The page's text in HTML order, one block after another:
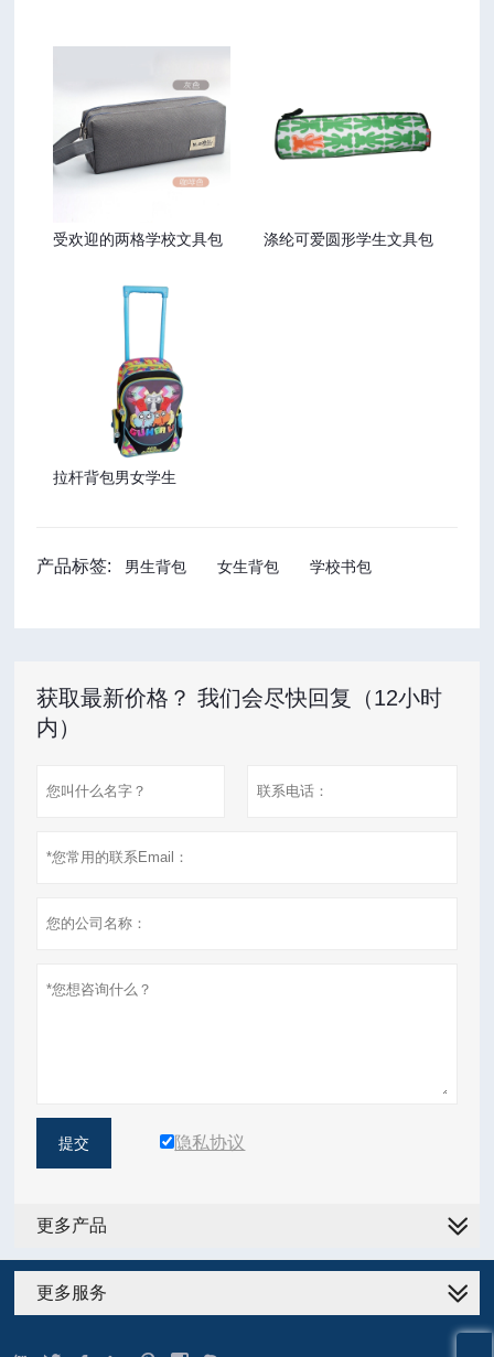
受欢迎的两格学校文具包 涤纶可爱圆形学生文具包
拉杆背包男女学生
产品标签: 男生背包 女生背包 学校书包
获取最新价格？ 我们会尽快回复（12小时
内）
提交 隐私协议
更多产品
更多服务